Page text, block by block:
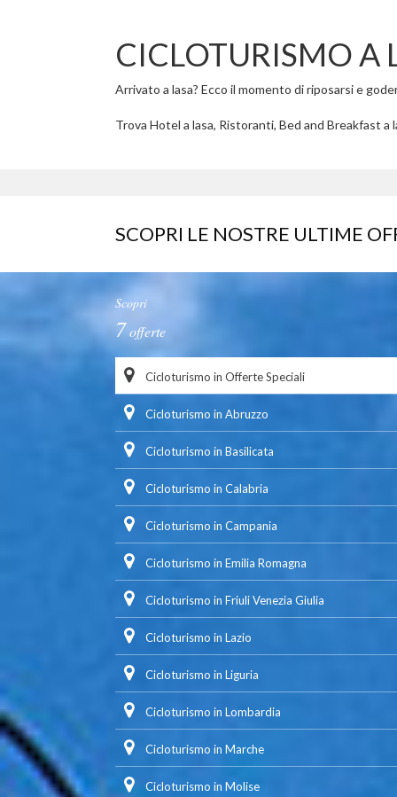
CICLOTURISMO A
Arrivato a lasa? Ecco il momento di riposarsi e
Trova Hotel a lasa, Ristoranti, Bed and Breakfast a
SCOPRI LE NOSTRE ULTIME
Scopri
7offerte
Cicloturismo in Offerte Speciali
Cicloturismo in Abruzzo
Cicloturismo in Basilicata
Cicloturismo in Calabria
Cicloturismo in Campania
Cicloturismo in Emilia Romagna
Cicloturismo in Friuli Venezia Giulia
Cicloturismo in Lazio
Cicloturismo in Liguria
Cicloturismo in Lombardia
Cicloturismo in Marche
Cicloturismo in Molise